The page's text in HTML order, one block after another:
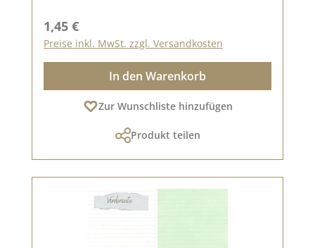
Regulärer Preis:
1,45 €
Preise inkl. MwSt. zzgl. Versandkosten
In den Warenkorb
Zur Wunschliste hinzufügen
Produkt teilen